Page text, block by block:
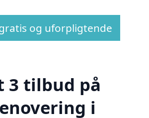
og uforpligtende
3 tilbud på
i